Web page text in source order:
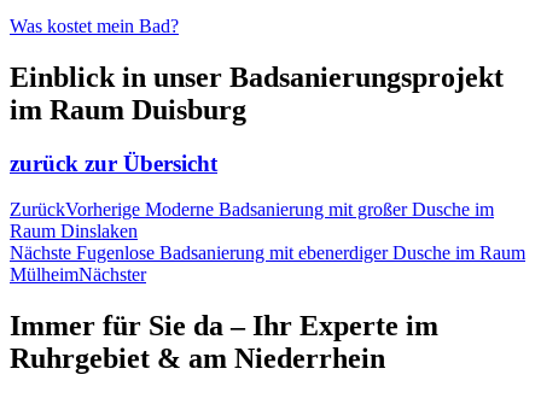
Was kostet mein Bad?
Einblick in unser Badsanierungsprojekt
im Raum Duisburg
zurück zur Übersicht
ZurückVorherige Moderne Badsanierung mit großer Dusche im
Raum Dinslaken
Nächste Fugenlose Badsanierung mit ebenerdiger Dusche im Raum
MülheimNächster
Immer für Sie da – Ihr Experte im
Ruhrgebiet & am Niederrhein